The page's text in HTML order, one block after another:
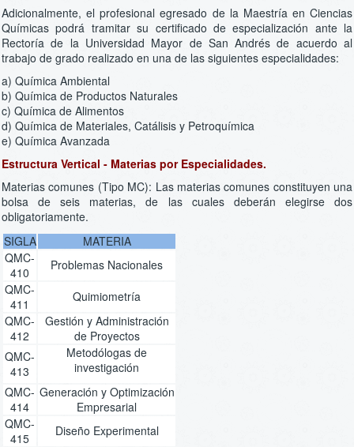
Adicionalmente, el profesional egresado de la Maestría en Ciencias
Químicas podrá tramitar su certificado de especialización ante la
Rectoría de la Universidad Mayor de San Andrés de acuerdo al
trabajo de grado realizado en una de las siguientes especialidades:
a) Química Ambiental
b) Química de Productos Naturales
c) Química de Alimentos
d) Química de Materiales, Catálisis y Petroquímica
e) Química Avanzada
Estructura Vertical - Materias por Especialidades.
Materias comunes (Tipo MC): Las materias comunes constituyen una
bolsa de seis materias, de las cuales deberán elegirse dos
obligatoriamente.
SIGLA
MATERIA
QMC-
410
Problemas Nacionales
QMC-
411
Quimiometría
QMC-
412
Gestión y Administración
de Proyectos
QMC-
413
Metodólogas de
investigación
QMC-
414
Generación y Optimización
Empresarial
QMC-
415
Diseño Experimental